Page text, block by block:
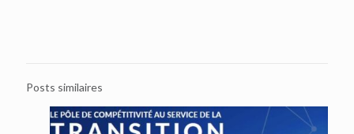
Posts similaires